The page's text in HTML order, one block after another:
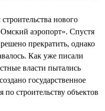
нового
аэропорт». Спустя
прекратить, однако
Как уже писали
власти пытались
государственное
строительству объектов